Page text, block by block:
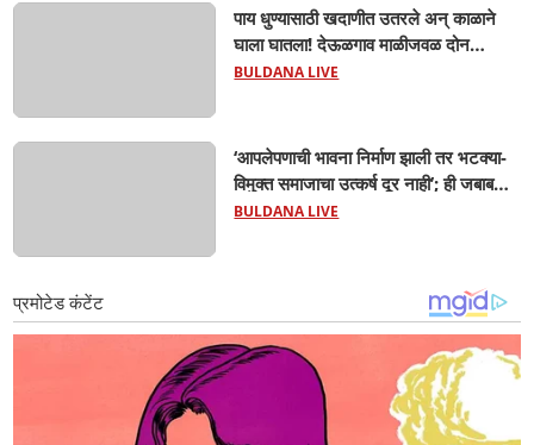
पाय धुण्यासाठी खदाणीत उतरले अन् काळाने
घाला घातला! देऊळगाव माळीजवळ दोन
चिमुकल्यांचा बुडून दुर्दैवी मृत्यू; कोराडी प्रकल्प
BULDANA LIVE
‘आपलेपणाची भावना निर्माण झाली तर भटक्या-
विमुक्त समाजाचा उत्कर्ष दूर नाही’; ही जबाबदारी
केवळ सरकारची नाही,आपल्या सर्वांची !
BULDANA LIVE